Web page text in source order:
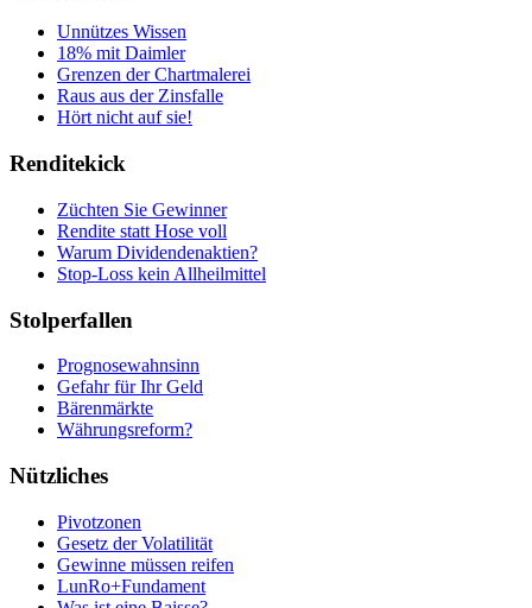
Unnützes Wissen
18% mit Daimler
Grenzen der Chartmalerei
Raus aus der Zinsfalle
Hört nicht auf sie!
Renditekick
Züchten Sie Gewinner
Rendite statt Hose voll
Warum Dividendenaktien?
Stop-Loss kein Allheilmittel
Stolperfallen
Prognosewahnsinn
Gefahr für Ihr Geld
Bärenmärkte
Währungsreform?
Nützliches
Pivotzonen
Gesetz der Volatilität
Gewinne müssen reifen
LunRo+Fundament